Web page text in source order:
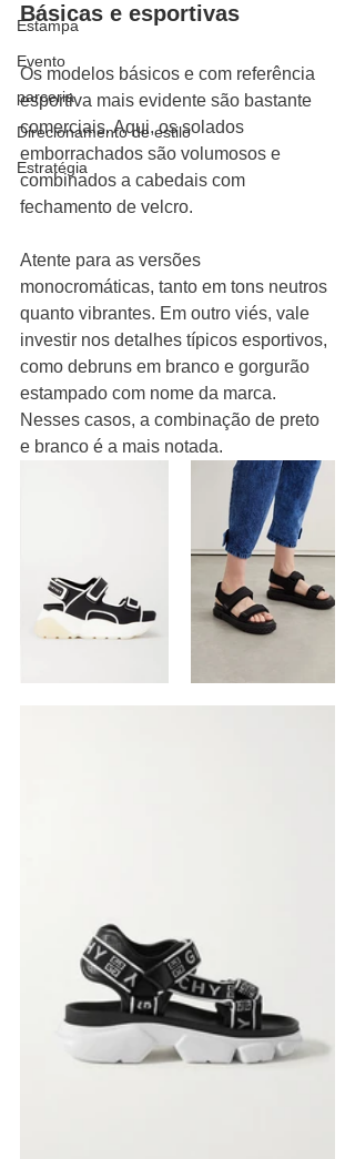
Estampa
Evento
parceria
Direcionamento de estilo
Estratégia
Básicas e esportivas
Os modelos básicos e com referência
esportiva mais evidente são bastante
comerciais. Aqui, os solados
emborrachados são volumosos e
combinados a cabedais com
fechamento de velcro.
Atente para as versões
monocromáticas, tanto em tons neutros
quanto vibrantes. Em outro viés, vale
investir nos detalhes típicos esportivos,
como debruns em branco e gorgurão
estampado com nome da marca.
Nesses casos, a combinação de preto
e branco é a mais notada.